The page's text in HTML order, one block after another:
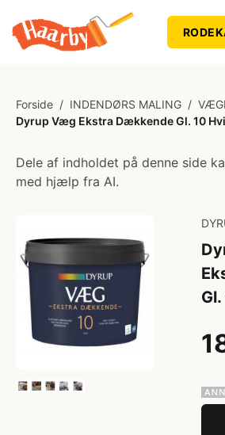
Forside / INDENDØRS MALING /
Dyrup Væg Ekstra Dækkende Gl. 10
Dele af indholdet på denne side
med hjælp fra AI.